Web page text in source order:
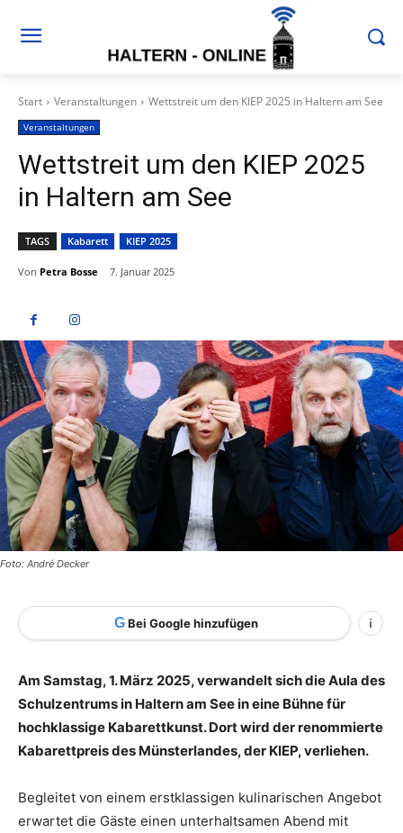
Start Veranstaltungen Wettstreit um den KIEP 2025 in Haltern am See
Veranstaltungen
Wettstreit um den KIEP 2025
in Haltern am See
TAGS Kabarett KIEP 2025
Von Petra Bosse 7. Januar 2025
Foto: André Decker
G Bei Google hinzufügen i
Am Samstag, 1. März 2025, verwandelt sich die Aula des
Schulzentrums in Haltern am See in eine Bühne für
hochklassige Kabarettkunst. Dort wird der renommierte
Kabarettpreis des Münsterlandes, der KIEP, verliehen.
Begleitet von einem erstklassigen kulinarischen Angebot
erwartet die Gäste einen unterhaltsamen Abend mit